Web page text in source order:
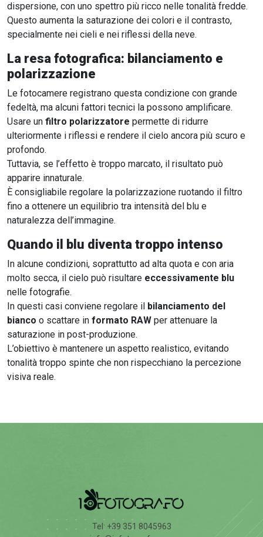
dispersione, con uno spettro più ricco nelle tonalità fredde.
Questo aumenta la saturazione dei colori e il contrasto,
specialmente nei cieli e nei riflessi della neve.
La resa fotografica: bilanciamento e
polarizzazione
Le fotocamere registrano questa condizione con grande
fedeltà, ma alcuni fattori tecnici la possono amplificare.
Usare un filtro polarizzatore permette di ridurre
ulteriormente i riflessi e rendere il cielo ancora più scuro e
profondo.
Tuttavia, se l’effetto è troppo marcato, il risultato può
apparire innaturale.
È consigliabile regolare la polarizzazione ruotando il filtro
fino a ottenere un equilibrio tra intensità del blu e
naturalezza dell’immagine.
Quando il blu diventa troppo intenso
In alcune condizioni, soprattutto ad alta quota e con aria
molto secca, il cielo può risultare eccessivamente blu
nelle fotografie.
In questi casi conviene regolare il bilanciamento del
bianco o scattare in formato RAW per attenuare la
saturazione in post-produzione.
L’obiettivo è mantenere un aspetto realistico, evitando
tonalità troppo spinte che non rispecchiano la percezione
visiva reale.
Tel: +39 351 8045963